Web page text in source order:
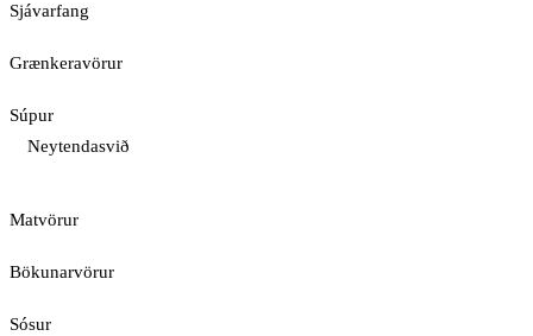
Sjávarfang
Grænkeravörur
Súpur
Neytendasvið
Matvörur
Bökunarvörur
Sósur